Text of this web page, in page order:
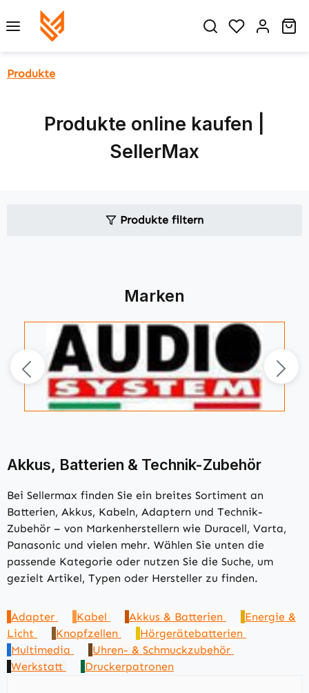
Zum Hauptinhalt springen
Du hast 0
Produkte
Produkte online kaufen |
SellerMax
Produkte filtern
Marken
Akkus, Batterien & Technik-Zubehör
Bei Sellermax finden Sie ein breites Sortiment an
Batterien, Akkus, Kabeln, Adaptern und Technik-
Zubehör – von Markenherstellern wie Duracell, Varta,
Panasonic und vielen mehr. Wählen Sie unten die
passende Kategorie oder nutzen Sie die Suche, um
gezielt Artikel, Typen oder Hersteller zu finden.
Adapter Kabel Akkus & Batterien
Energie &
Licht
Knopfzellen
Hörgerätebatterien
Multimedia
Uhren- & Schmuckzubehör
Werkstatt
Druckerpatronen